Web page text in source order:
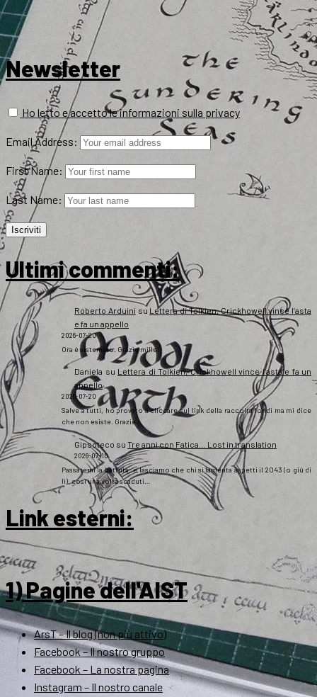
Newsletter
Ho letto e accetto le informazioni sulla privacy
Email Address:
First Name:
Last Name:
Ultimi commenti:
Roberto Arduini su Lettera di Tolkien, Crickhowell vince l’asta
e fa un appello
2026-07-20
Ora è sistemato. Grazie mille!
Daniela su Lettera di Tolkien, Crickhowell vince l’asta e fa un
appello
2026-07-20
Salve a tutti, ho provato a cliccare sul link della raccolta fondi ma mi dice
che non esiste. Grazie
Gipsoteco su Tre anni con Fatica… Lost in translation
2026-07-10
Passatemi la battuta: e lasciamo che chi si lamenta aspetti il 2043 (o giù di
lì), così una volta scaduti…
Link esterni:
1) Pagine dell'AIST
ArsT – Il blog (non più attivo)
Facebook – Il nostro gruppo
Facebook – La nostra pagina
Instagram – Il nostro canale